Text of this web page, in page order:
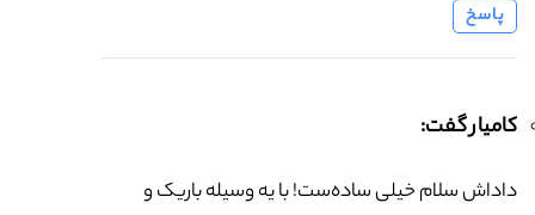
پاسخ
کامیار گفت:
داداش سلام خیلی ساده‌ست! با یه وسیله باریک و